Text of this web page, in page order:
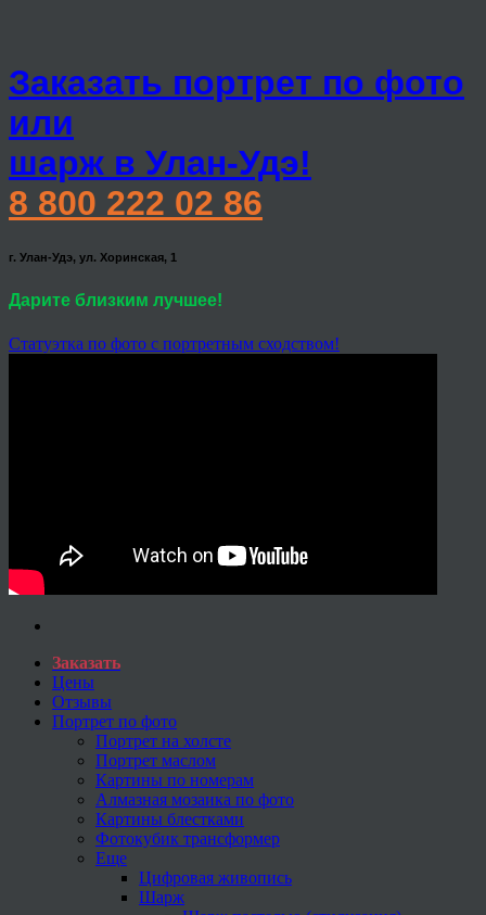
Заказать портрет по фото
или
шарж в Улан-Удэ!
8 800 222 02 86
г. Улан-Удэ, ул. Хоринская, 1
Дарите близким лучшее!
Статуэтка по фото с портретным сходством!
Заказать
Цены
Отзывы
Портрет по фото
Портрет на холсте
Портрет маслом
Картины по номерам
Алмазная мозаика по фото
Картины блестками
Фотокубик трансформер
Еще
Цифровая живопись
Шарж